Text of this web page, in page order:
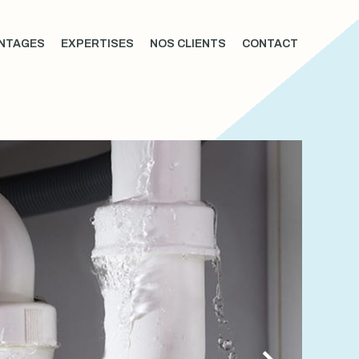
EXPERTISES NOS CLIENTS CONTACT